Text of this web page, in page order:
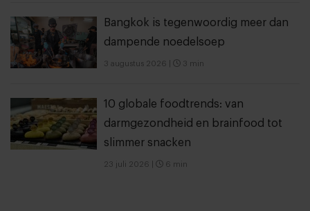
Bangkok is tegenwoordig meer dan
dampende noedelsoep
3 augustus 2026 3 min
10 globale foodtrends: van
darmgezondheid en brainfood tot
slimmer snacken
23 juli 2026 6 min